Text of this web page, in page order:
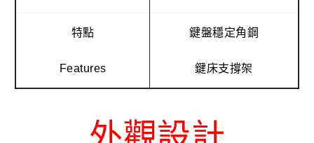
特點
Features
鍵盤穩定角鋼
鍵床支撐架